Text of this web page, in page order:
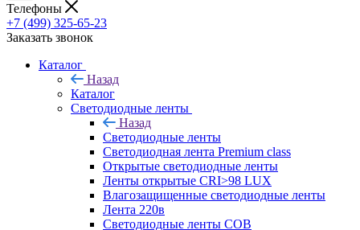
Телефоны
+7 (499) 325-65-23
Заказать звонок
Каталог
Назад
Каталог
Светодиодные ленты
Назад
Светодиодные ленты
Светодиодная лента Premium class
Открытые светодиодные ленты
Ленты открытые CRI>98 LUX
Влагозащищенные светодиодные ленты
Лента 220в
Светодиодные ленты COB